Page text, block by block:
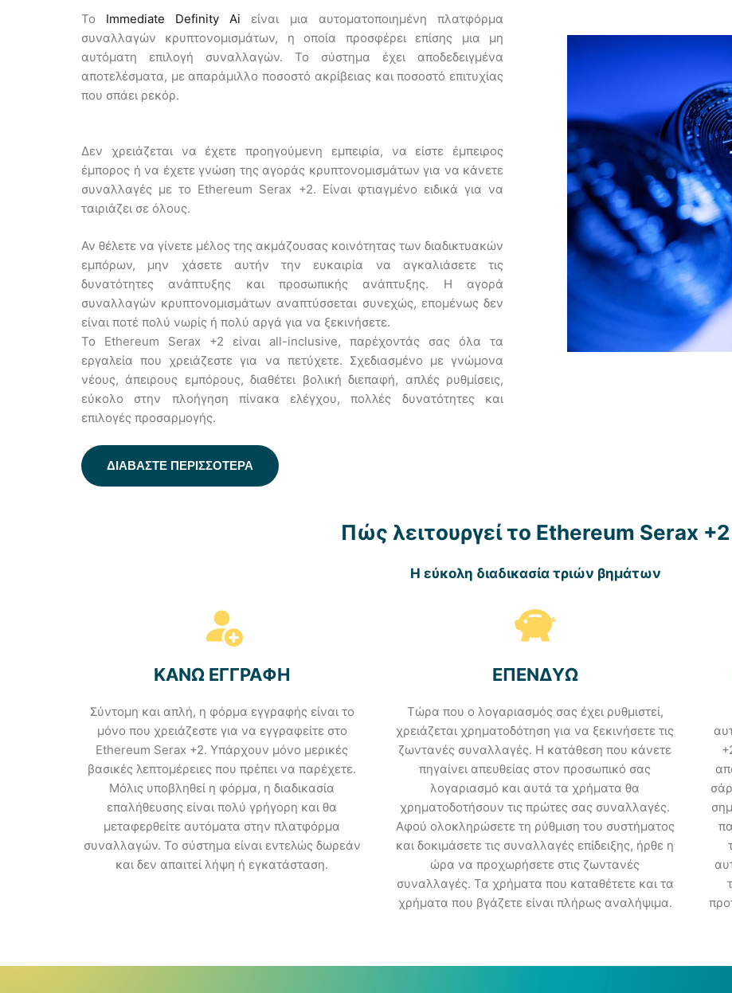
Το Immediate Definity Ai είναι μια αυτοματοποιημένη πλατφόρμα
συναλλαγών κρυπτονομισμάτων, η οποία προσφέρει επίσης μια μη
αυτόματη επιλογή συναλλαγών. Το σύστημα έχει αποδεδειγμένα
αποτελέσματα, με απαράμιλλο ποσοστό ακρίβειας και ποσοστό επιτυχίας
που σπάει ρεκόρ.
Δεν χρειάζεται να έχετε προηγούμενη εμπειρία, να είστε έμπειρος
έμπορος ή να έχετε γνώση της αγοράς κρυπτονομισμάτων για να κάνετε
συναλλαγές με το Ethereum Serax +2. Είναι φτιαγμένο ειδικά για να
ταιριάζει σε όλους.
Αν θέλετε να γίνετε μέλος της ακμάζουσας κοινότητας των διαδικτυακών
εμπόρων, μην χάσετε αυτήν την ευκαιρία να αγκαλιάσετε τις
δυνατότητες ανάπτυξης και προσωπικής ανάπτυξης. Η αγορά
συναλλαγών κρυπτονομισμάτων αναπτύσσεται συνεχώς, επομένως δεν
είναι ποτέ πολύ νωρίς ή πολύ αργά για να ξεκινήσετε.
Το Ethereum Serax +2 είναι all-inclusive, παρέχοντάς σας όλα τα
εργαλεία που χρειάζεστε για να πετύχετε. Σχεδιασμένο με γνώμονα
νέους, άπειρους εμπόρους, διαθέτει βολική διεπαφή, απλές ρυθμίσεις,
εύκολο στην πλοήγηση πίνακα ελέγχου, πολλές δυνατότητες και
επιλογές προσαρμογής.
ΔΙΑΒΑΣΤΕ ΠΕΡΙΣΣΟΤΕΡΑ
Πώς λειτουργεί το Ethereum Serax +2
Η εύκολη διαδικασία τριών βημάτων
ΚΑΝΩ ΕΓΓΡΑΦΗ
Σύντομη και απλή, η φόρμα εγγραφής είναι το
μόνο που χρειάζεστε για να εγγραφείτε στο
Ethereum Serax +2. Υπάρχουν μόνο μερικές
βασικές λεπτομέρειες που πρέπει να παρέχετε.
Μόλις υποβληθεί η φόρμα, η διαδικασία
επαλήθευσης είναι πολύ γρήγορη και θα
μεταφερθείτε αυτόματα στην πλατφόρμα
συναλλαγών. Το σύστημα είναι εντελώς δωρεάν
και δεν απαιτεί λήψη ή εγκατάσταση.
ΕΠΕΝΔΥΩ
Τώρα που ο λογαριασμός σας έχει ρυθμιστεί,
χρειάζεται χρηματοδότηση για να ξεκινήσετε τις
ζωντανές συναλλαγές. Η κατάθεση που κάνετε
πηγαίνει απευθείας στον προσωπικό σας
λογαριασμό και αυτά τα χρήματα θα
χρηματοδοτήσουν τις πρώτες σας συναλλαγές.
Αφού ολοκληρώσετε τη ρύθμιση του συστήματος
και δοκιμάσετε τις συναλλαγές επίδειξης, ήρθε η
ώρα να προχωρήσετε στις ζωντανές
συναλλαγές. Τα χρήματα που καταθέτετε και τα
χρήματα που βγάζετε είναι πλήρως αναλήψιμα.